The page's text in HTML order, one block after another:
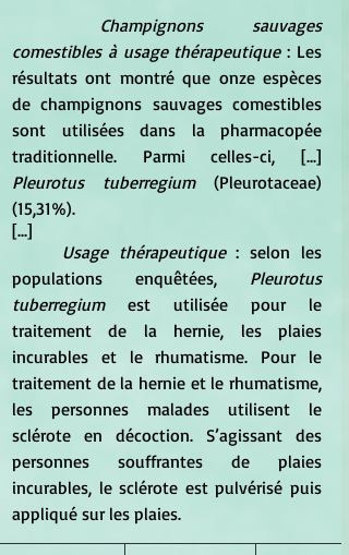
Champignons sauvages
comestibles à usage thérapeutique : Les
résultats ont montré que onze espèces
de champignons sauvages comestibles
sont utilisées dans la pharmacopée
Pleurotus tuberregium (Pleurotaceae)
(15,31%).
[...]
Usage thérapeutique : selon les
populations enquêtées, Pleurotus
tuberregium est utilisée pour le
traitement de la hernie, les plaies
incurables et le rhumatisme. Pour le
traitement de la hernie et le rhumatisme,
les personnes malades utilisent le
sclérote en décoction. S’agissant des
personnes souffrantes de plaies
incurables, le sclérote est pulvérisé puis
appliqué sur les plaies.